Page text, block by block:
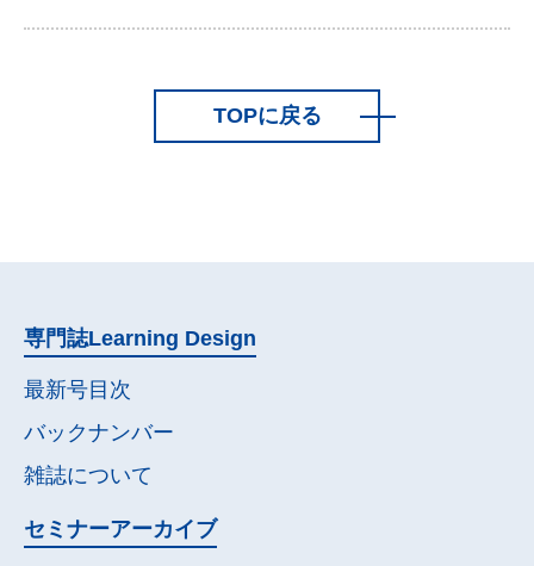
TOPに戻る
専門誌Learning Design
最新号目次
バックナンバー
雑誌について
セミナーアーカイブ